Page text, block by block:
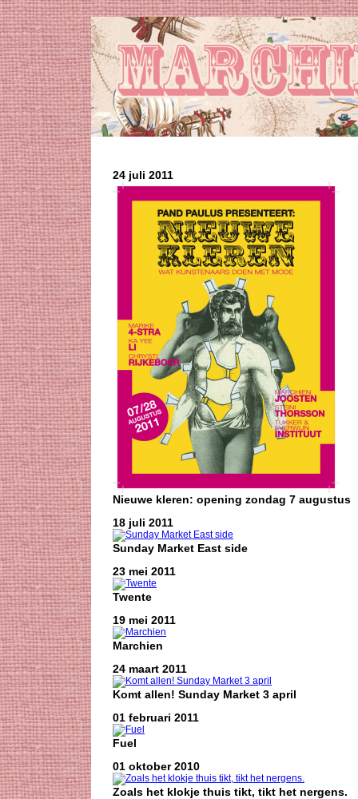
24 juli 2011
Nieuwe kleren: opening zondag 7 augustus
18 juli 2011
Sunday Market East side
23 mei 2011
Twente
19 mei 2011
Marchien
24 maart 2011
Komt allen! Sunday Market 3 april
01 februari 2011
Fuel
01 oktober 2010
Zoals het klokje thuis tikt, tikt het nergens.